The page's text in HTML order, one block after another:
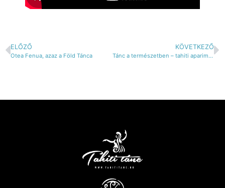
ELŐZŐ
Otea Fenua, azaz a Föld Tánca
KÖVETKEZŐ
Tánc a természetben – tahiti aparima (lírai tánc) hétvége